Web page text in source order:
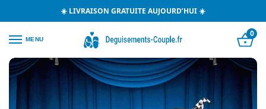
☀️ LIVRAISON GRATUITE AUJOURD’HUI ☀️
MENU
0